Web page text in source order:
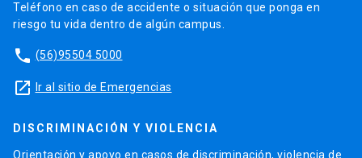
Teléfono en caso de accidente o situación que ponga en
riesgo tu vida dentro de algún campus.
phone (56)95504 5000
launch Ir al sitio de Emergencias
DISCRIMINACIÓN Y VIOLENCIA
Orientación y apoyo en casos de discriminación, violencia de